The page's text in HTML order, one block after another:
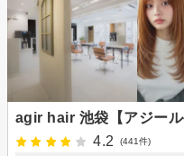
agir hair 池袋【アジー
4.2
(441件)